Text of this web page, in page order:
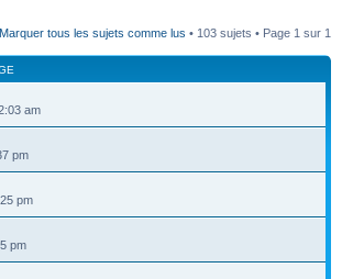
Marquer tous les sujets comme lus • 103 sujets • Page 1 sur 1
am
pm
pm
pm